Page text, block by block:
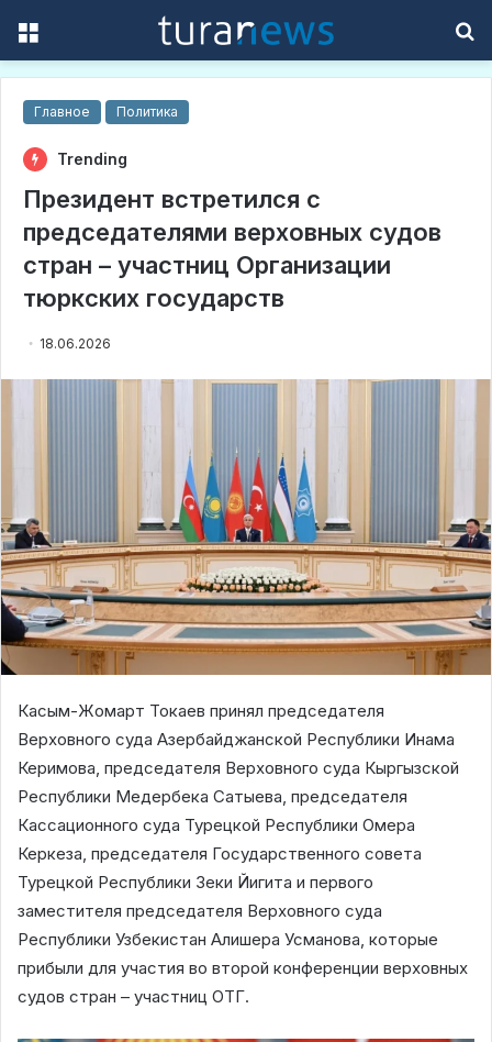
Главное Политика
Trending
Президент встретился с
председателями верховных судов
стран – участниц Организации
тюркских государств
18.06.2026
Касым-Жомарт Токаев принял председателя
Верховного суда Азербайджанской Республики Инама
Керимова, председателя Верховного суда Кыргызской
Республики Медербека Сатыева, председателя
Кассационного суда Турецкой Республики Омера
Керкеза, председателя Государственного совета
Турецкой Республики Зеки Йигита и первого
заместителя председателя Верховного суда
Республики Узбекистан Алишера Усманова, которые
прибыли для участия во второй конференции верховных
судов стран – участниц ОТГ.